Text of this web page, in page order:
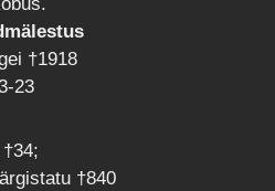
†1918
23
†840